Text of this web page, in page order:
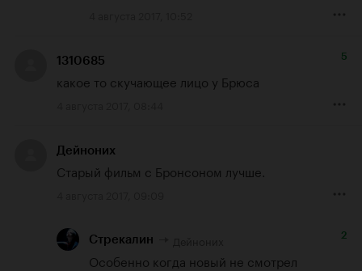
1310685 5
какое то скучающее лицо у Брюса
Дейноних
Старый фильм с Бронсоном лучше.
Стрекалин 2
Особенно когда новый не смотрел